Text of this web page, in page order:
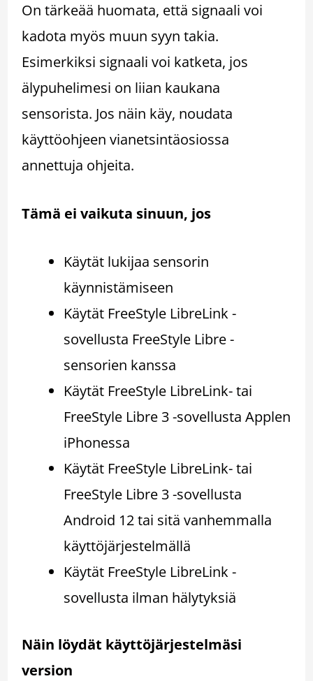
On tärkeää huomata, että signaali voi
kadota myös muun syyn takia.
Esimerkiksi signaali voi katketa, jos
älypuhelimesi on liian kaukana
sensorista. Jos näin käy, noudata
käyttöohjeen vianetsintäosiossa
annettuja ohjeita.
Tämä ei vaikuta sinuun, jos
Käytät lukijaa sensorin
käynnistämiseen
Käytät FreeStyle LibreLink -
sovellusta FreeStyle Libre -
sensorien kanssa
Käytät FreeStyle LibreLink- tai
FreeStyle Libre 3 -sovellusta Applen
iPhonessa
Käytät FreeStyle LibreLink- tai
FreeStyle Libre 3 -sovellusta
Android 12 tai sitä vanhemmalla
käyttöjärjestelmällä
Käytät FreeStyle LibreLink -
sovellusta ilman hälytyksiä
Näin löydät käyttöjärjestelmäsi
version